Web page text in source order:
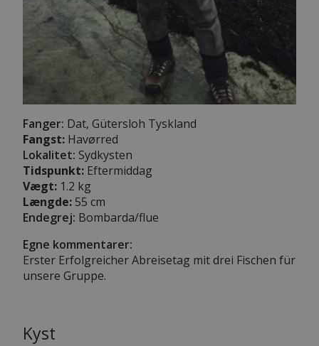
Fanger: Dat, Gütersloh Tyskland
Fangst: Havørred
Lokalitet: Sydkysten
Tidspunkt: Eftermiddag
Vægt: 1.2 kg
Længde:55 cm
Endegrej: Bombarda/flue
Egne kommentarer:
Erster Erfolgreicher Abreisetag mit drei Fischen für
unsere Gruppe.
Kyst